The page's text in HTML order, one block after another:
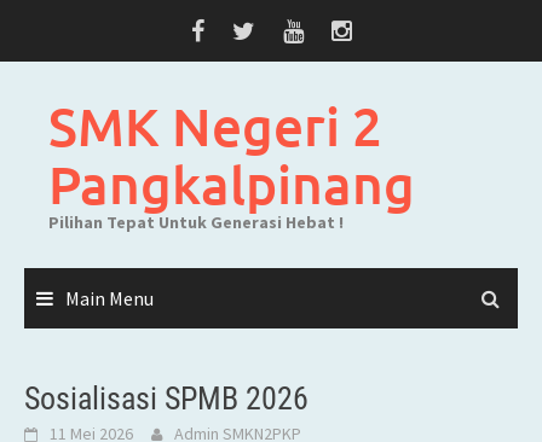
SMK Negeri 2
Pangkalpinang
Pilihan Tepat Untuk Generasi Hebat !
Main Menu
Sosialisasi SPMB 2026
11 Mei 2026 Admin SMKN2PKP